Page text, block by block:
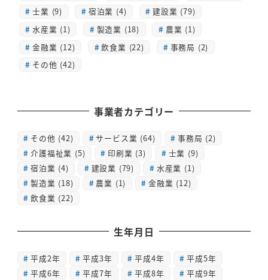
士業 (9)
宿泊業 (4)
建設業 (79)
水産業 (1)
製造業 (18)
農業 (1)
金融業 (12)
飲食業 (22)
事務局 (2)
その他 (42)
事業者カテゴリー
その他 (42) サービス業 (64) 事務局 (2)
介護福祉業 (5) 印刷業 (3) 士業 (9)
宿泊業 (4) 建設業 (79) 水産業 (1)
製造業 (18) 農業 (1) 金融業 (12)
飲食業 (22)
生年月日
平成2年 平成3年 平成4年
平成5年
平成6年
平成7年 平成8年
平成9年